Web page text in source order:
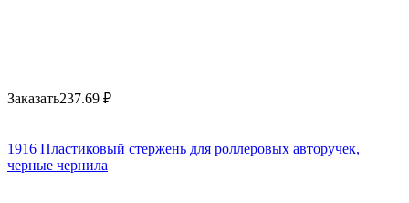
Заказать237.69 ₽
1916 Пластиковый стержень для роллеровых авторучек,
черные чернила